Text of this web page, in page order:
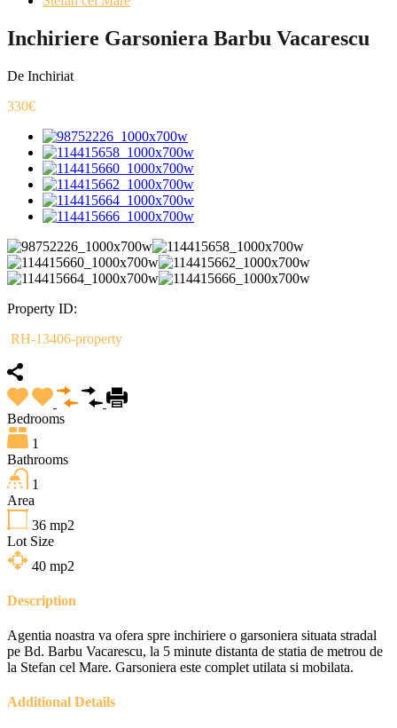
Inchiriere Garsoniera Barbu Vacarescu
De Inchiriat
330€
Property ID:
RH-13406-property
Bedrooms
1
Bathrooms
1
Area
36 mp2
Lot Size
40 mp2
Description
Agentia noastra va ofera spre inchiriere o garsoniera situata stradal
pe Bd. Barbu Vacarescu, la 5 minute distanta de statia de metrou de
la Stefan cel Mare. Garsoniera este complet utilata si mobilata.
Additional Details